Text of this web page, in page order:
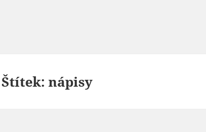
Štítek:nápisy